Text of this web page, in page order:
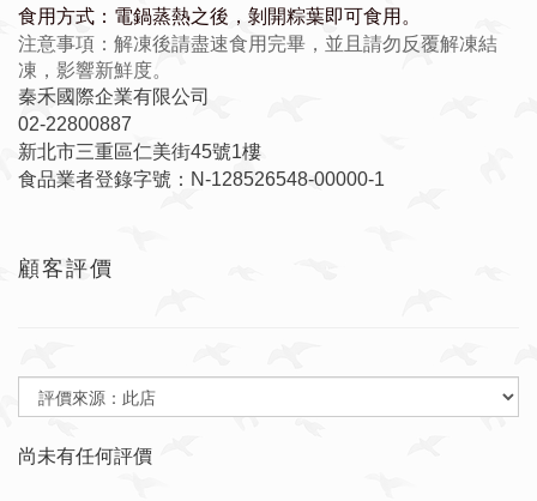
食用方式：電鍋蒸熱之後，剝開粽葉即可食用。
注意事項：解凍後請盡速食用完畢，並且請勿反覆解凍結
凍，影響新鮮度。
秦禾國際企業有限公司
02-22800887
新北市三重區仁美街45號1樓
食品業者登錄字號：N-128526548-00000-1
顧客評價
尚未有任何評價